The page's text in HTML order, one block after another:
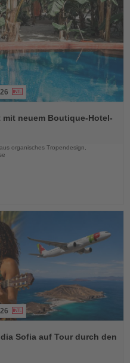
neuem Boutique-Hotel-
organisches Tropendesign,
Sofia auf Tour durch den